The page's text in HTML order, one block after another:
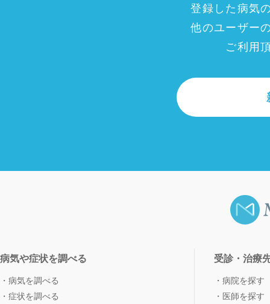
登録した病気
他のユーザー
ご利用
病気や症状を調べる
病気を調べる
症状を調べる
受診・治療
病院を探す
医師を探す